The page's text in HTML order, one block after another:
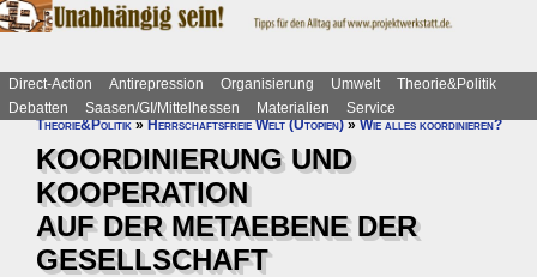
Direct-Action Antirepression Organisierung Umwelt
Theorie&Politik
Debatten
Saasen/GI/Mittelhessen Materialien
Service
Theorie&Politik»Herrschaftsfreie Welt (Utopien)»Wie alles koordinieren?
KOORDINIERUNG UND
KOOPERATION
AUF DER METAEBENE DER
GESELLSCHAFT